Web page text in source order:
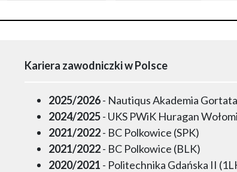
Kariera zawodniczki w Polsce
2025/2026- Nautiqus Akademia
2024/2025- UKS PWiK Huragan
2021/2022- BC Polkowice (SPK)
2021/2022- BC Polkowice (BLK)
2020/2021 - Politechnika Gdańska II